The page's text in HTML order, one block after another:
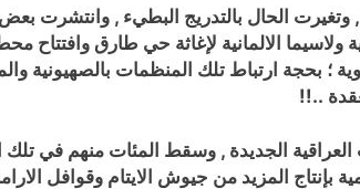
عام 2003 ؛ تنفس الناس الصعداء , وتغيرت الحال بالتدريج
ولاسيما الالمانية لإغاثة حي طارق
بحجة ارتباط تلك المنظمات بالصهيونية
..!!
الجديدة , وسقط المئات منهم في
بإنتاج المزيد من جيوش الايتام وقوافل